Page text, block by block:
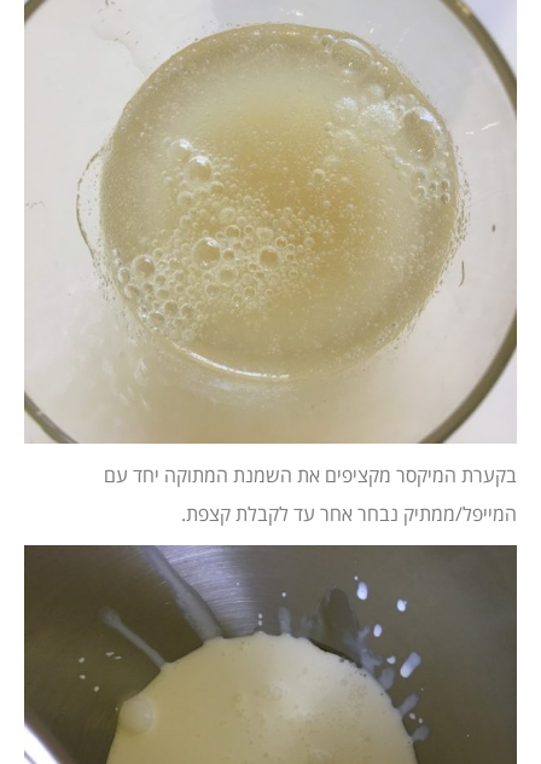
בקערת המיקסר מקציפים את השמנת המתוקה יחד עם
המייפל/ממתיק נבחר אחר עד לקבלת קצפת.